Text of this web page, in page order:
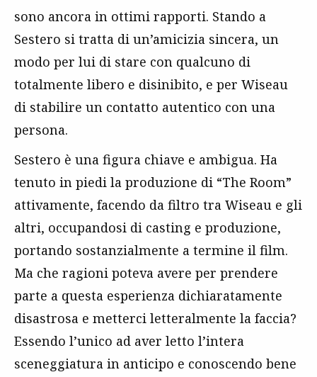
sono ancora in ottimi rapporti. Stando a
Sestero si tratta di un’amicizia sincera, un
modo per lui di stare con qualcuno di
totalmente libero e disinibito, e per Wiseau
di stabilire un contatto autentico con una
persona.
Sestero è una figura chiave e ambigua. Ha
tenuto in piedi la produzione di “The Room”
attivamente, facendo da filtro tra Wiseau e gli
altri, occupandosi di casting e produzione,
portando sostanzialmente a termine il film.
Ma che ragioni poteva avere per prendere
parte a questa esperienza dichiaratamente
disastrosa e metterci letteralmente la faccia?
Essendo l’unico ad aver letto l’intera
sceneggiatura in anticipo e conoscendo bene